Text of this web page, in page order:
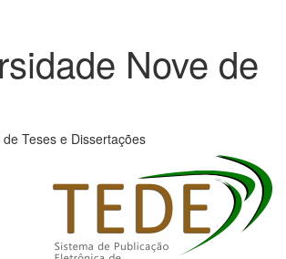
Nove de
Teses e Dissertações